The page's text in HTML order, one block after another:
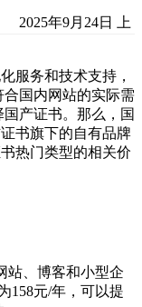
2025年9月24日 上
服务和技术支持，
国内网站的实际需
产证书。那么，国
书旗下的自有品牌
热门类型的相关价
站、博客和小型企
158元/年，可以提